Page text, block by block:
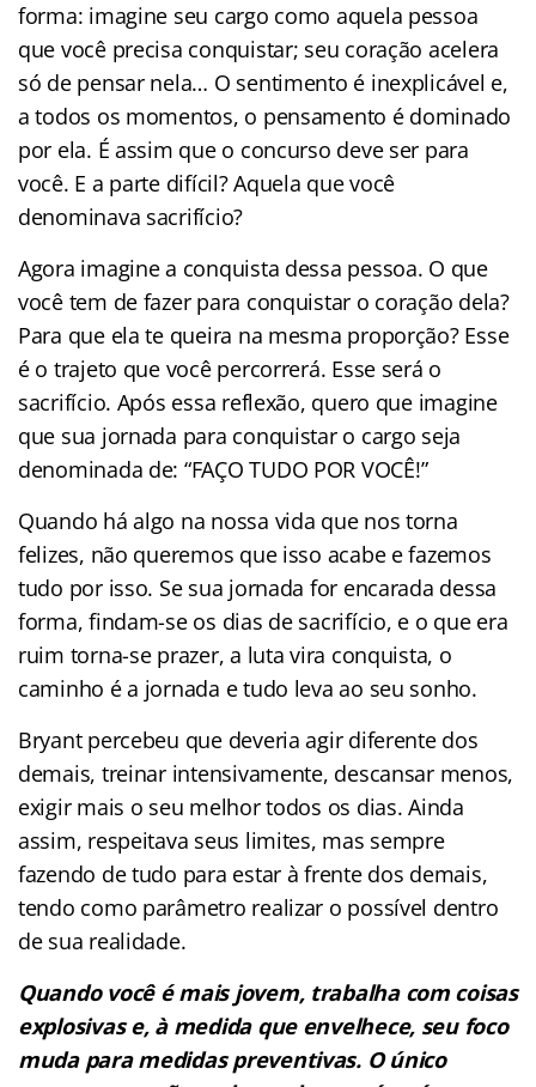
forma: imagine seu cargo como aquela pessoa
que você precisa conquistar; seu coração acelera
só de pensar nela… O sentimento é inexplicável e,
a todos os momentos, o pensamento é dominado
por ela. É assim que o concurso deve ser para
você. E a parte difícil? Aquela que você
denominava sacrifício?
Agora imagine a conquista dessa pessoa. O que
você tem de fazer para conquistar o coração dela?
Para que ela te queira na mesma proporção? Esse
é o trajeto que você percorrerá. Esse será o
sacrifício. Após essa reflexão, quero que imagine
que sua jornada para conquistar o cargo seja
denominada de: “FAÇO TUDO POR VOCÊ!”
Quando há algo na nossa vida que nos torna
felizes, não queremos que isso acabe e fazemos
tudo por isso. Se sua jornada for encarada dessa
forma, findam-se os dias de sacrifício, e o que era
ruim torna-se prazer, a luta vira conquista, o
caminho é a jornada e tudo leva ao seu sonho.
Bryant percebeu que deveria agir diferente dos
demais, treinar intensivamente, descansar menos,
exigir mais o seu melhor todos os dias. Ainda
assim, respeitava seus limites, mas sempre
fazendo de tudo para estar à frente dos demais,
tendo como parâmetro realizar o possível dentro
de sua realidade.
Quando você é mais jovem, trabalha com coisas
explosivas e, à medida que envelhece, seu foco
muda para medidas preventivas. O único